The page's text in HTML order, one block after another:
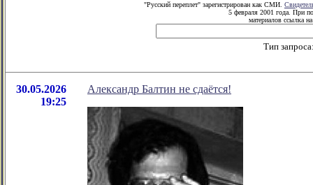
"Русский переплет" зарегистрирован как СМИ.
5 февраля 2001 года. При
материалов ссылка
Тип
30.05.2026
19:25
Александр Балтин не сдаётся!